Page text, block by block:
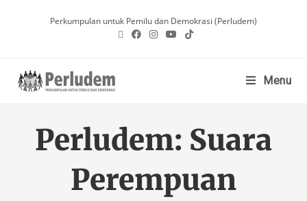
Perkumpulan untuk Pemilu dan Demokrasi (Perludem)
Menu
Perludem: Suara
Perempuan